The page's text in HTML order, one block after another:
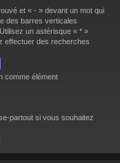
et « - » devant un mot qui
des barres verticales
un astérisque « * »
effectuer des recherches
comme élément
partout si vous souhaitez